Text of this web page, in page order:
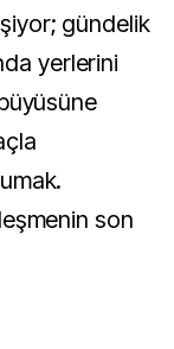
gündelik
yerlerini
son